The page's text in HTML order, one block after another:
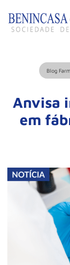
Blog
Anvisa
em